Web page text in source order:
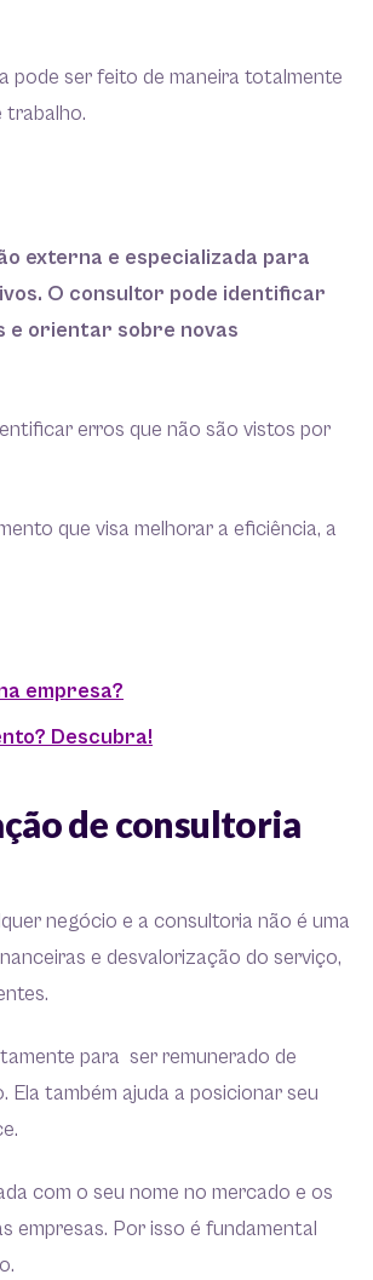
pode ser feito de maneira totalmente
trabalho.
externa e especializada para
O consultor pode identificar
e orientar sobre novas
erros que não são vistos por
que visa melhorar a eficiência, a
empresa?
Descubra!
de consultoria
negócio e a consultoria não é uma
e desvalorização do serviço,
para ser remunerado de
Ela também ajuda a posicionar seu
com o seu nome no mercado e os
empresas. Por isso é fundamental